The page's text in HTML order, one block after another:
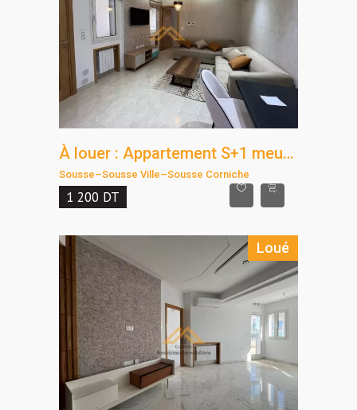
À louer : Appartement S+1 meublé – Corniche Sousse
Sousse–Sousse Ville–Sousse Corniche
1 200 DT
Loué